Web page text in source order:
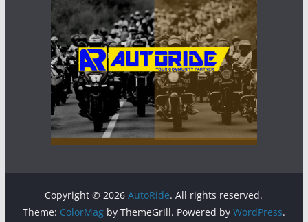
Copyright © 2026AutoRide. All rights reserved.
Theme: ColorMagby ThemeGrill. Powered by WordPress.